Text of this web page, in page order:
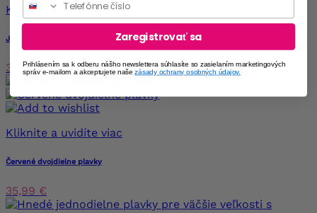
Kliknite a uvidíte viac
Jednodielne zelené plavky s oranžovými vzormi
35,99 €
Kliknite a uvidíte viac
Červené dvojdielne plavky
35,99 €
Zaregistrovať sa
Prihlásením sa k odberu nášho newslettera súhlasíte so zasielaním marketingových
správ e-mailom a akceptujete našezásady ochrany osobných údajov.